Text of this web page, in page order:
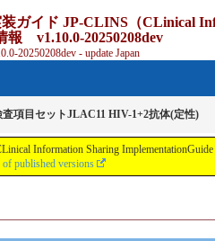
イド JP-CLINS（CLinical
報 v1.10.0-20250208dev
20250208dev - update Japan
項目セットJLAC11 HIV-1+2抗体(定性)
Information Sharing
published versions